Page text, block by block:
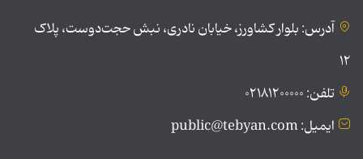
آدرس: بلوار کشاورز، خیابان نادری، نبش حجت‌دوست، پلاک
۱۲
تلفن: ۰۲۱۸۱۲۰۰۰۰۰
ایمیل: public@tebyan.com